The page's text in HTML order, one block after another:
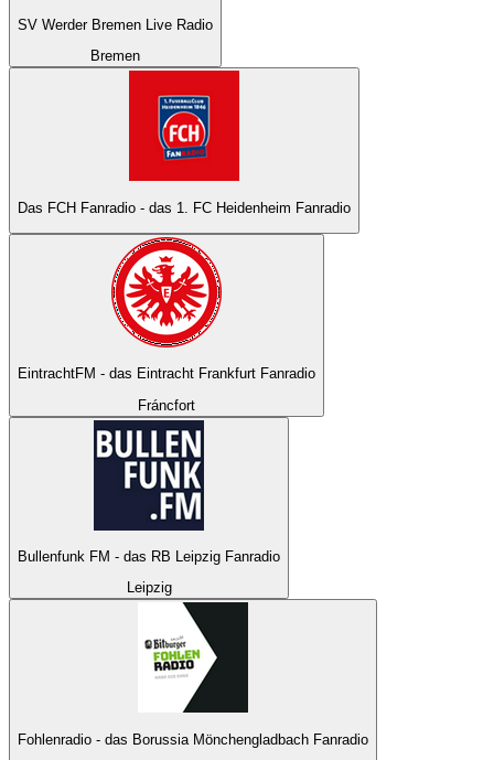
SV Werder Bremen Live Radio
Bremen
Das FCH Fanradio - das 1. FC Heidenheim Fanradio
EintrachtFM - das Eintracht Frankfurt Fanradio
Fráncfort
Bullenfunk FM - das RB Leipzig Fanradio
Leipzig
Fohlenradio - das Borussia Mönchengladbach Fanradio